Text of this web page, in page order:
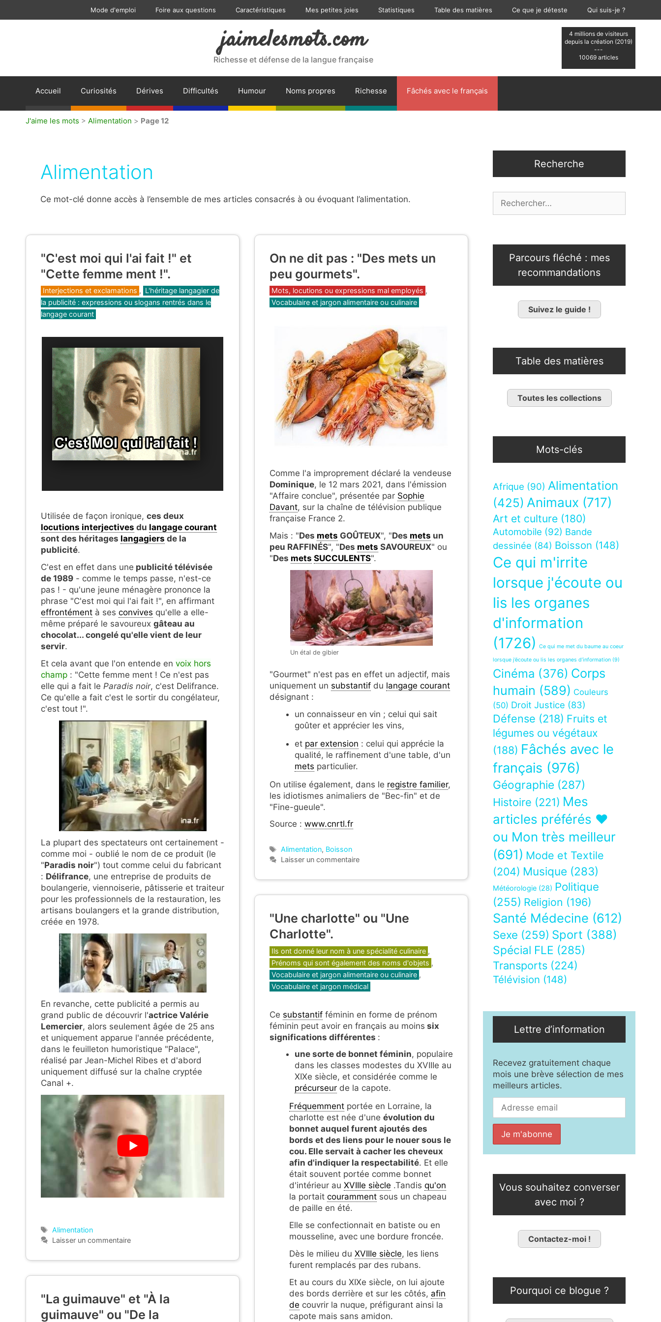
Mode d'emploi Foire aux questions Caractéristiques Mes petites joies Statistiques Table des matières Ce que je déteste Qui suis-je ?
4 millions de visiteurs
depuis la création (2019)
---
10069 articles
jaimelesmots.com
Richesse et défense de la langue française
Accueil Curiosités Dérives Difficultés Humour Noms propres Richesse Fâchés avec le français
J'aime les mots > Alimentation > Page 12
Alimentation
Ce mot-clé donne accès à l’ensemble de mes articles consacrés à ou évoquant l’alimentation.
"C'est moi qui l'ai fait !" et
"Cette femme ment !".
Catégories
Interjections et exclamations , L'héritage langagier de
la publicité : expressions ou slogans rentrés dans le
langage courant
Utilisée de façon ironique, ces deux
locutions interjectives du langage courant
sont des héritages langagiers de la
publicité.
C'est en effet dans une publicité télévisée
de 1989 - comme le temps passe, n'est-ce
pas ! - qu'une jeune ménagère prononce la
phrase "C'est moi qui l'ai fait !", en affirmant
effrontément à ses convives qu'elle a elle-
même préparé le savoureux gâteau au
chocolat... congelé qu'elle vient de leur
servir.
Et cela avant que l'on entende en voix hors
champ : "Cette femme ment ! Ce n'est pas
elle qui a fait le Paradis noir, c'est Delifrance.
Ce qu'elle a fait c'est le sortir du congélateur,
c'est tout !".
La plupart des spectateurs ont certainement -
comme moi - oublié le nom de ce produit (le
"Paradis noir") tout comme celui du fabricant
: Délifrance, une entreprise de produits de
boulangerie, viennoiserie, pâtisserie et traiteur
pour les professionnels de la restauration, les
artisans boulangers et la grande distribution,
créée en 1978.
En revanche, cette publicité a permis au
grand public de découvrir l'actrice Valérie
Lemercier, alors seulement âgée de 25 ans
et uniquement apparue l'année précédente,
dans le feuilleton humoristique "Palace",
réalisé par Jean-Michel Ribes et d'abord
uniquement diffusé sur la chaîne cryptée
Canal +.
Étiquettes
Alimentation
Laisser un commentaire
On ne dit pas : "Des mets un
peu gourmets".
Catégories
Mots, locutions ou expressions mal employés ,
Vocabulaire et jargon alimentaire ou culinaire
Comme l'a improprement déclaré la vendeuse
Dominique, le 12 mars 2021, dans l'émission
"Affaire conclue", présentée par Sophie
Davant, sur la chaîne de télévision publique
française France 2.
Mais : "Des mets GOÛTEUX", "Des mets un
peu RAFFINÉS", "Des mets SAVOUREUX" ou
"Des mets SUCCULENTS".
Un étal de gibier
"Gourmet" n'est pas en effet un adjectif, mais
uniquement un substantif du langage courant
désignant :
un connaisseur en vin ; celui qui sait
goûter et apprécier les vins,
et par extension : celui qui apprécie la
qualité, le raffinement d'une table, d'un
mets particulier.
On utilise également, dans le registre familier,
les idiotismes animaliers de "Bec-fin" et de
"Fine-gueule".
Source : www.cnrtl.fr
Étiquettes
Alimentation, Boisson
Laisser un commentaire
"Une charlotte" ou "Une
Charlotte".
Catégories
Ils ont donné leur nom à une spécialité culinaire ,
Prénoms qui sont également des noms d'objets ,
Vocabulaire et jargon alimentaire ou culinaire ,
Vocabulaire et jargon médical
Ce substantif féminin en forme de prénom
féminin peut avoir en français au moins six
significations différentes :
une sorte de bonnet féminin, populaire
dans les classes modestes du XVIIIe au
XIXe siècle, et considérée comme le
précurseur de la capote.
Fréquemment portée en Lorraine, la
charlotte est née d'une évolution du
bonnet auquel furent ajoutés des
bords et des liens pour le nouer sous le
cou. Elle servait à cacher les cheveux
afin d'indiquer la respectabilité. Et elle
était souvent portée comme bonnet
d'intérieur au XVIIIe siècle .Tandis qu'on
la portait couramment sous un chapeau
de paille en été.
Elle se confectionnait en batiste ou en
mousseline, avec une bordure froncée.
Dès le milieu du XVIIIe siècle, les liens
furent remplacés par des rubans.
Et au cours du XIXe siècle, on lui ajoute
des bords derrière et sur les côtés, afin
de couvrir la nuque, préfigurant ainsi la
capote mais sans amidon.
"La guimauve" et "À la
guimauve" ou "De la
Recherche
Parcours fléché : mes
recommandations
Suivez le guide !
Table des matières
Toutes les collections
Mots-clés
Afrique (90) Alimentation
(425) Animaux (717)
Art et culture (180)
Automobile (92) Bande
dessinée (84) Boisson (148)
Ce qui m'irrite
lorsque j'écoute ou
lis les organes
d'information
(1726)
Ce qui me met du baume au coeur
lorsque j’écoute ou lis les organes d’information (9)
Cinéma (376) Corps
humain (589) Couleurs
(50) Droit Justice (83)
Défense (218) Fruits et
légumes ou végétaux
(188) Fâchés avec le
français (976)
Géographie (287)
Histoire (221) Mes
articles préférés ❤
ou Mon très meilleur
(691) Mode et Textile
(204) Musique (283)
Météorologie (28) Politique
(255) Religion (196)
Santé Médecine (612)
Sexe (259) Sport (388)
Spécial FLE (285)
Transports (224)
Télévision (148)
Lettre d’information
Recevez gratuitement chaque
mois une brève sélection de mes
meilleurs articles.
Vous souhaitez converser
avec moi ?
Contactez-moi !
Pourquoi ce blogue ?